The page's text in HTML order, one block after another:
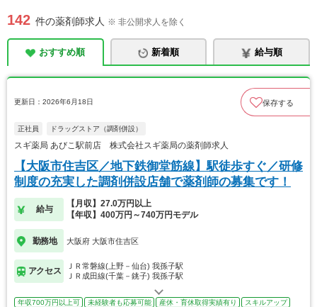
142 件の薬剤師求人 ※ 非公開求人を除く
おすすめ順 新着順 給与順
更新日：2026年6月18日 保存する
正社員 ドラッグストア（調剤併設）
スギ薬局 あびこ駅前店 株式会社スギ薬局の薬剤師求人
【大阪市住吉区／地下鉄御堂筋線】駅徒歩すぐ／研修
制度の充実した調剤併設店舗で薬剤師の募集です！
給与
【月収】27.0万円以上
【年収】400万円～740万円モデル
勤務地 大阪府 大阪市住吉区
アクセス
ＪＲ常磐線(上野－仙台) 我孫子駅
ＪＲ成田線(千葉－銚子) 我孫子駅
年収700万円以上可 未経験者も応募可能 産休・育休取得実績有り
スキルアップ